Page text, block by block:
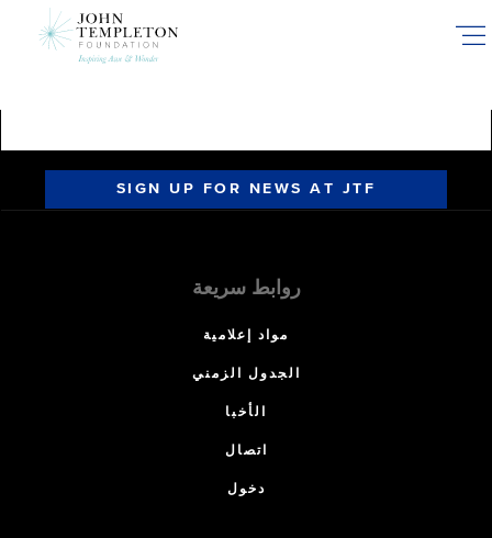
SIGN UP FOR NEWS AT JTF
روابط سريعة
مواد إعلامية
الجدول الزمني
الأخبا
اتصال
دخول